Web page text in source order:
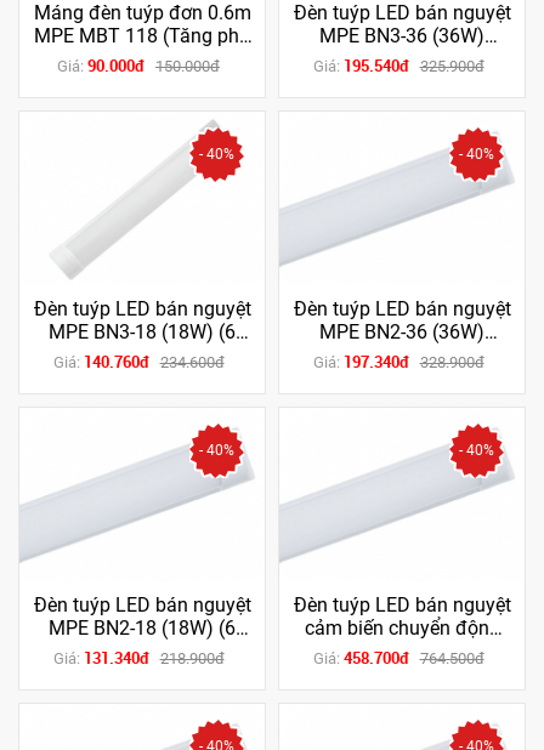
Máng đèn tuýp đơn 0.6m
MPE MBT 118 (Tăng phô
+ chuột) (chân trắng /
Giá: 90.000đ 150.000đ
Đèn tuýp LED bán nguyệt
MPE BN3-36 (36W)
(1m2) (Trắng/Vàng)
Giá: 195.540đ 325.900đ
- 40%
Đèn tuýp LED bán nguyệt
MPE BN3-18 (18W) (6
tấc) (Trắng/Vàng)
Giá: 140.760đ 234.600đ
- 40%
Đèn tuýp LED bán nguyệt
MPE BN2-36 (36W)
(1m2) (Trắng/Vàng)
Giá: 197.340đ 328.900đ
- 40%
Đèn tuýp LED bán nguyệt
MPE BN2-18 (18W) (6
tấc) (Trắng/Vàng)
Giá: 131.340đ 218.900đ
- 40%
Đèn tuýp LED bán nguyệt
cảm biến chuyển động
BN-36T/MS (36W) (1m2)
Giá: 458.700đ 764.500đ
- 40% - 40%